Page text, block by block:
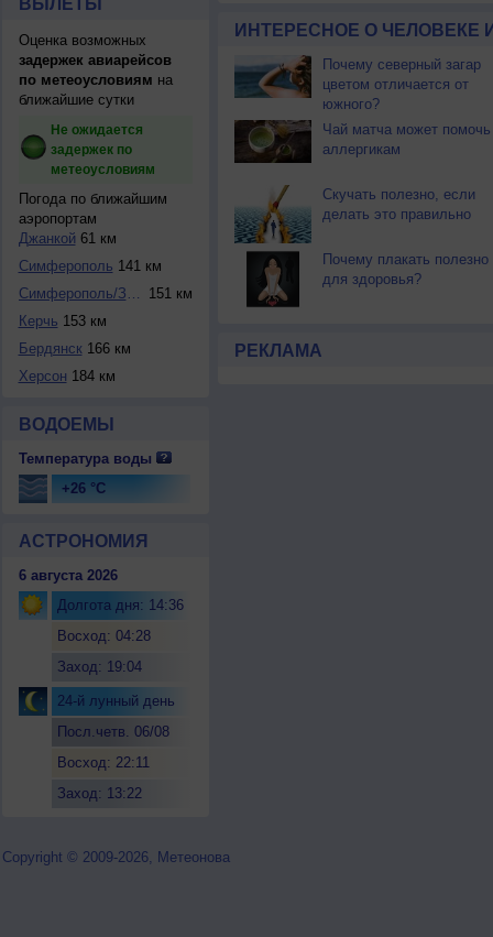
ВЫЛЕТЫ
Оценка возможных
задержек авиарейсов
по метеоусловиям на
ближайшие сутки
Не ожидается
задержек по
метеоусловиям
Погода по ближайшим
аэропортам
Джанкой 61 км
Симферополь 141 км
Симферополь/Завод...
151 км
Керчь 153 км
Бердянск166 км
Херсон 184 км
ВОДОЕМЫ
Температура воды
+26 °C
АСТРОНОМИЯ
6 августа 2026
Долгота дня: 14:36
Восход: 04:28
Заход: 19:04
24-й лунный день
Посл.четв. 06/08
Восход: 22:11
Заход: 13:22
ИНТЕРЕСНОЕ О ЧЕЛОВЕКЕ
Почему северный загар
цветом отличается от
южного?
Чай матча может помочь
аллергикам
Скучать полезно, если
делать это правильно
Почему плакать полезно
для здоровья?
РЕКЛАМА
Copyright © 2009-2026, Метеонова